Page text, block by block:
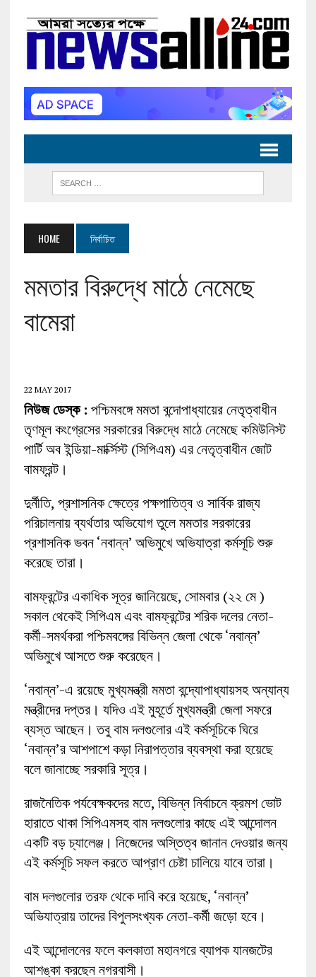
HOME নির্বাচিত
মমতার বিরুদ্ধে মাঠে নেমেছে
বামেরা
22 MAY 2017
নিউজ ডেস্ক : পশ্চিমবঙ্গে মমতা বন্দোপাধ্যায়ের নেতৃত্বাধীন
তৃণমূল কংগ্রেসের সরকারের বিরুদ্ধে মাঠে নেমেছে কমিউনিস্ট
পার্টি অব ইন্ডিয়া-মার্ক্সিস্ট (সিপিএম) এর নেতৃত্বাধীন জোট
বামফ্রন্ট।
দুর্নীতি, প্রশাসনিক ক্ষেত্রে পক্ষপাতিত্ব ও সার্বিক রাজ্য
পরিচালনায় ব্যর্থতার অভিযোগ তুলে মমতার সরকারের
প্রশাসনিক ভবন ‘নবান্ন’ অভিমুখে অভিযাত্রা কর্মসূচি শুরু
করেছে তারা।
বামফ্রন্টের একাধিক সূত্র জানিয়েছে, সোমবার (২২ মে )
সকাল থেকেই সিপিএম এবং বামফ্রন্টের শরিক দলের নেতা-
কর্মী-সমর্থকরা পশ্চিমবঙ্গের বিভিন্ন জেলা থেকে ‘নবান্ন’
অভিমুখে আসতে শুরু করেছেন।
‘নবান্ন’-এ রয়েছে মুখ্যমন্ত্রী মমতা বন্দ্যোপাধ্যায়সহ অন্যান্য
মন্ত্রীদের দপ্তর। যদিও এই মুহূর্তে মুখ্যমন্ত্রী জেলা সফরে
ব্যস্ত আছেন। তবু বাম দলগুলোর এই কর্মসূচিকে ঘিরে
‘নবান্ন’র আশপাশে কড়া নিরাপত্তার ব্যবস্থা করা হয়েছে
বলে জানাচ্ছে সরকারি সূত্র।
রাজনৈতিক পর্যবেক্ষকদের মতে, বিভিন্ন নির্বাচনে ক্রমশ ভোট
হারাতে থাকা সিপিএমসহ বাম দলগুলোর কাছে এই আন্দোলন
একটি বড় চ্যালেঞ্জ। নিজেদের অস্তিত্ব জানান দেওয়ার জন্য
এই কর্মসূচি সফল করতে আপ্রাণ চেষ্টা চালিয়ে যাবে তারা।
বাম দলগুলোর তরফ থেকে দাবি করে হয়েছে, ‘নবান্ন’
অভিযাত্রায় তাদের বিপুলসংখ্যক নেতা-কর্মী জড়ো হবে।
এই আন্দোলনের ফলে কলকাতা মহানগরে ব্যাপক যানজটের
আশঙ্কা করছেন নগরবাসী।